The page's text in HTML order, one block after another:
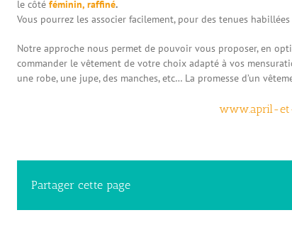
le côtéféminin, raffiné.
Vous pourrez les associer facilement, pour des tenues
Notre approche nous permet de pouvoir vous proposer, en
commander le vêtement de votre choix adapté à vos
une robe, une jupe, des manches, etc… La promesse d’un
www.april-
Partager cette page